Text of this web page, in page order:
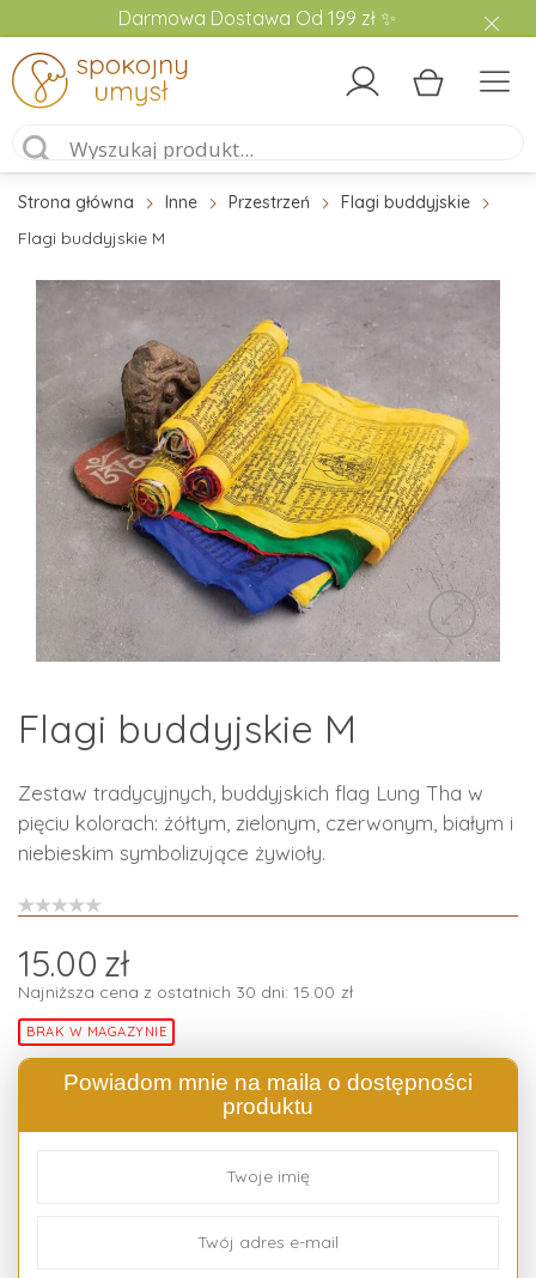
Darmowa Dostawa Od 199 zł ✨
Strona główna Inne Przestrzeń
Flagi buddyjskie
Flagi buddyjskie M
Flagi buddyjskie M
Zestaw tradycyjnych, buddyjskich flag Lung Tha w
pięciu kolorach: żółtym, zielonym, czerwonym, białym i
niebieskim symbolizujące żywioły.
15.00 zł
Najniższa cena z ostatnich 30 dni: 15.00 zł
BRAK W MAGAZYNIE
Powiadom mnie na maila o dostępności
produktu